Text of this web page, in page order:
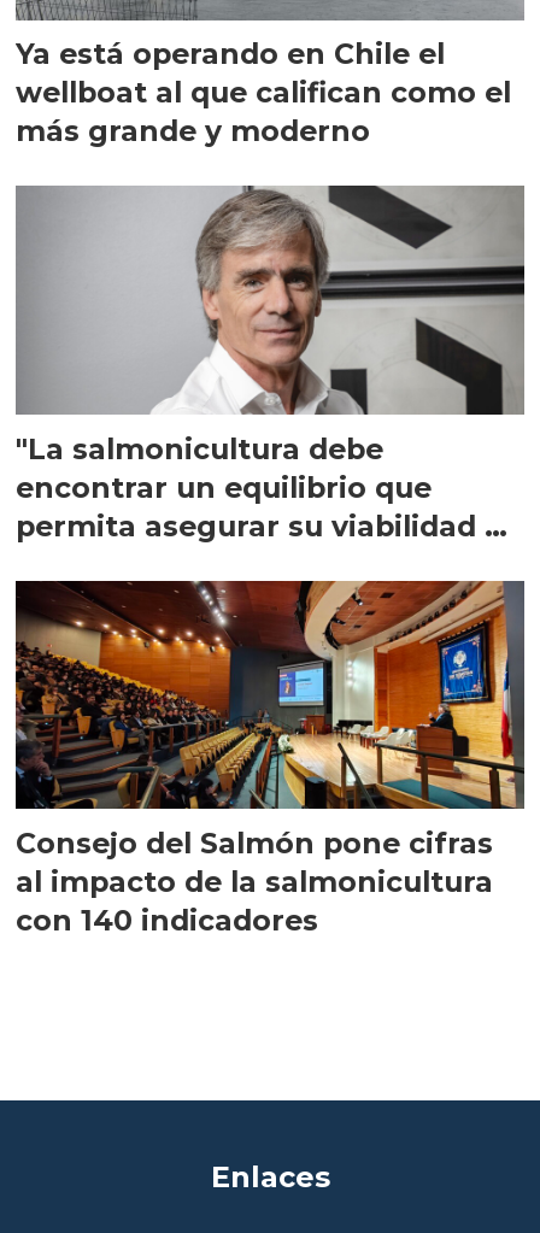
Ya está operando en Chile el
wellboat al que califican como el
más grande y moderno
"La salmonicultura debe
encontrar un equilibrio que
permita asegurar su viabilidad de
Consejo del Salmón pone cifras
al impacto de la salmonicultura
con 140 indicadores
Enlaces